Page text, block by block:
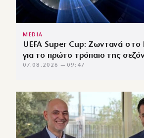
MEDIA
UEFA Super Cup: Ζωντανά
για το πρώτο τρόπαιο της
07.08.2026 — 09:47